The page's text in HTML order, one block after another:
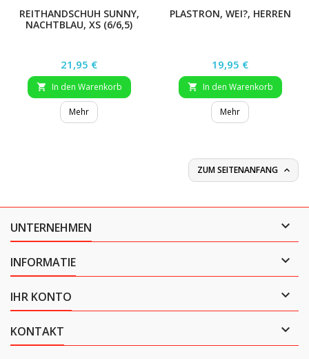
REITHANDSCHUH SUNNY,
NACHTBLAU, XS (6/6,5)
Preis
21,95 €
 In den Warenkorb
Mehr
PLASTRON, WEI?, HERREN
Preis
19,95 €
 In den Warenkorb
Mehr
ZUM SEITENANFANG 
UNTERNEHMEN 
INFORMATIE 
IHR KONTO 
KONTAKT 